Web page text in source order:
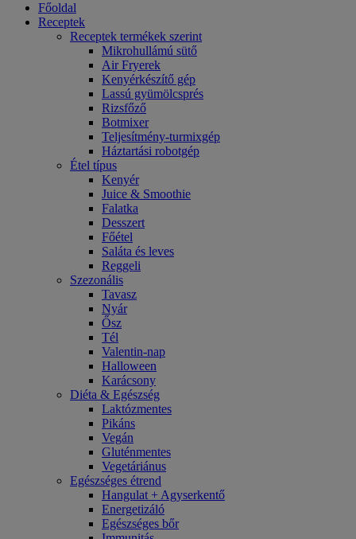
Főoldal
Receptek
Receptek termékek szerint
Mikrohullámú sütő
Air Fryerek
Kenyérkészítő gép
Lassú gyümölcsprés
Rizsfőző
Botmixer
Teljesítmény-turmixgép
Háztartási robotgép
Étel típus
Kenyér
Juice & Smoothie
Falatka
Desszert
Főétel
Saláta és leves
Reggeli
Szezonális
Tavasz
Nyár
Ősz
Tél
Valentin-nap
Halloween
Karácsony
Diéta & Egészség
Laktózmentes
Pikáns
Vegán
Gluténmentes
Vegetáriánus
Egészséges étrend
Hangulat + Agyserkentő
Energetizáló
Egészséges bőr